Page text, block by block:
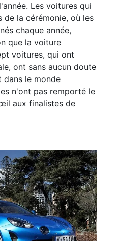
Les voitures qui
de la cérémonie, où les
chaque année,
que la voiture
voitures, qui ont
ont sans aucun doute
dans le monde
n'ont pas remporté le
aux finalistes de